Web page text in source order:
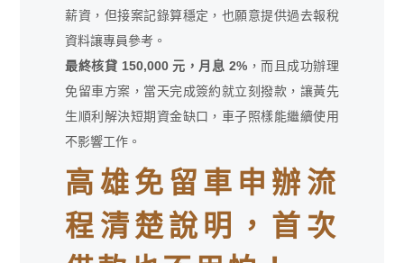
薪資，但接案記錄算穩定，也願意提供過去報稅
資料讓專員參考。
最終核貸 150,000 元，月息 2% ，而且成功辦理
免留車方案，當天完成簽約就立刻撥款，讓黃先
生順利解決短期資金缺口，車子照樣能繼續使用
不影響工作。
高雄免留車申辦流
程清楚說明，首次